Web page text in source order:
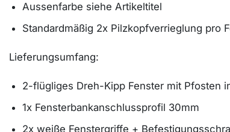
Aussenfarbe siehe Artikeltitel
Standardmäßig 2x Pilzkopfverrieglung pro
Lieferungsumfang:
2-flügliges Dreh-Kipp Fenster mit Pfosten
1x Fensterbankanschlussprofil 30mm
2x weiße Fenstergriffe +